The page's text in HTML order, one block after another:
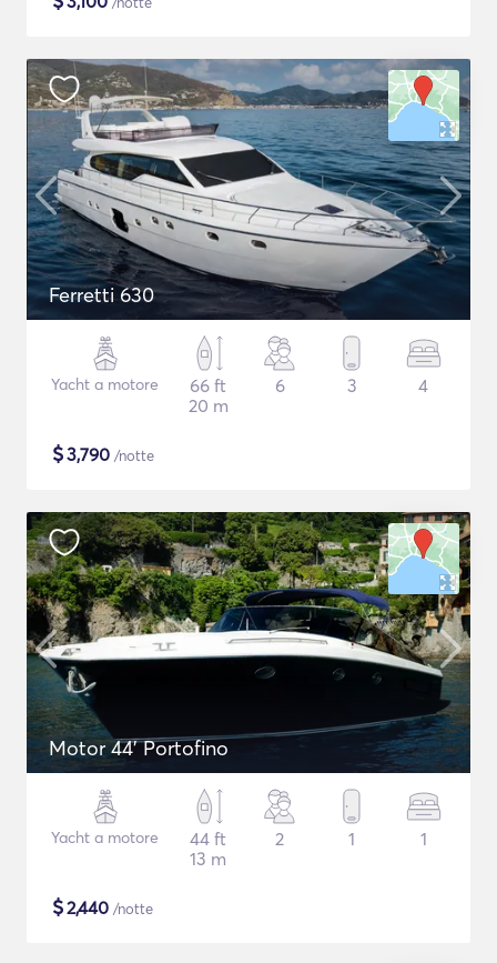
Ferretti 630
Yacht a motore
66 ft
20 m
6 3 4
$3,790 /notte
Motor 44' Portofino
Yacht a motore
44 ft
13 m
2 1 1
$2,440 /notte